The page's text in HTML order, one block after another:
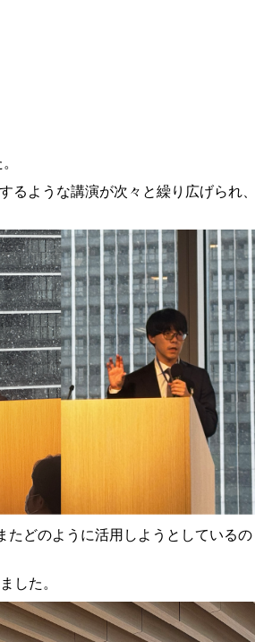
るような講演が次々と繰り広げられ
どのように活用しようとしているの
した。